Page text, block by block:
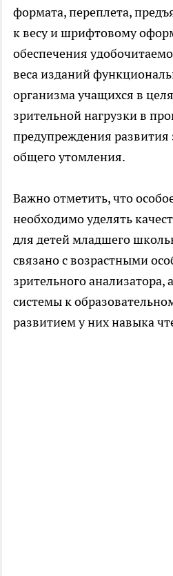
формата, переплета,
к весу и шрифтовому
обеспечения
веса изданий
организма учащихся в
зрительной нагрузки в
предупреждения развития
общего утомления.
Важно отметить, что
необходимо уделять
для детей младшего
связано с возрастными
зрительного
системы к
развитием у них навыка